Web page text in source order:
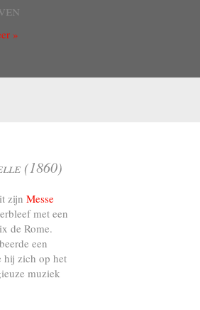
»
(1860)
zijn Messe
met een
de Rome.
een
hij zich op het
muziek